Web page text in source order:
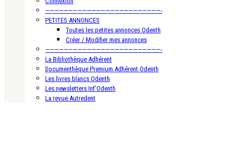
—————————————————————————-
PETITES ANNONCES
Toutes les petites annonces Odenth
Créer / Modifier mes annonces
—————————————————————————-
La Bibliothèque Adhérent
Documenthèque Premium Adhérent Odenth
Les livres blancs Odenth
Les newsletters Inf’Odenth
La revue Autredent